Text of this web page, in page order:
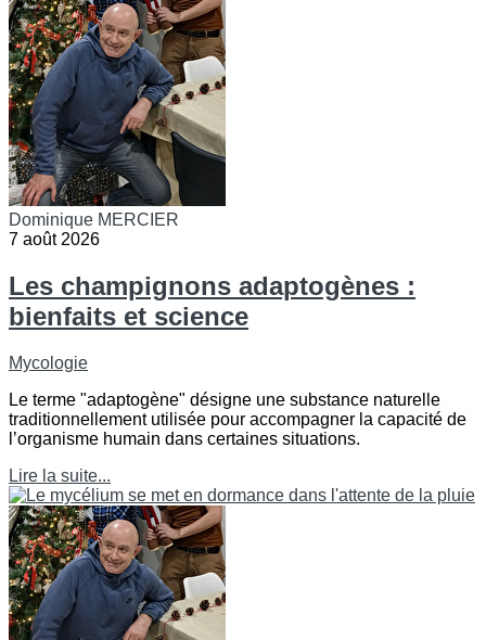
Dominique MERCIER
7 août 2026
Les champignons adaptogènes :
bienfaits et science
Mycologie
Le terme "adaptogène" désigne une substance naturelle
traditionnellement utilisée pour accompagner la capacité de
l’organisme humain dans certaines situations.
Lire la suite...